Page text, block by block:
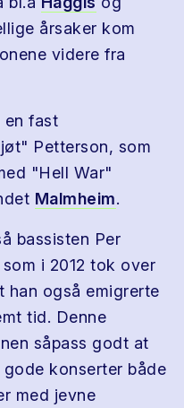
årsaker kom
videre fra
en fast
Petterson, som
"Hell War"
Malmheim.
bassisten Per
i 2012 tok over
han også emigrerte
tid. Denne
såpass godt at
konserter både
med jevne